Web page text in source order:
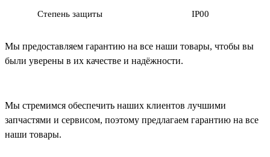
Степень защиты IP00
Мы предоставляем гарантию на все наши товары, чтобы вы
были уверены в их качестве и надёжности.
Мы стремимся обеспечить наших клиентов лучшими
запчастями и сервисом, поэтому предлагаем гарантию на все
наши товары.